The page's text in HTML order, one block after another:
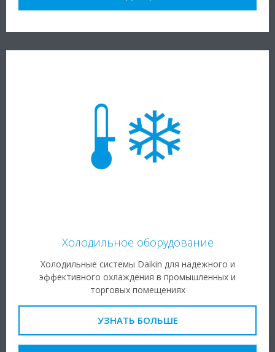
Холодильное оборудование
Холодильные системы Daikin для надежного и
эффективного охлаждения в промышленных и
торговых помещениях
УЗНАТЬ БОЛЬШЕ